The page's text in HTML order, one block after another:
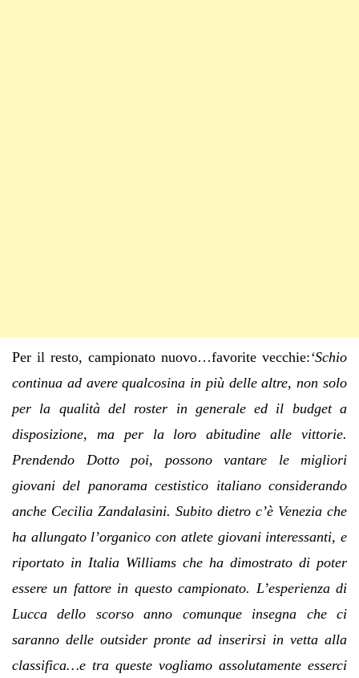
Per il resto, campionato nuovo…favorite vecchie:‘Schio
continua ad avere qualcosina in più delle altre, non solo
per la qualità del roster in generale ed il budget a
disposizione, ma per la loro abitudine alle vittorie.
Prendendo Dotto poi, possono vantare le migliori
giovani del panorama cestistico italiano considerando
anche Cecilia Zandalasini. Subito dietro c’è Venezia che
ha allungato l’organico con atlete giovani interessanti, e
riportato in Italia Williams che ha dimostrato di poter
essere un fattore in questo campionato. L’esperienza di
Lucca dello scorso anno comunque insegna che ci
saranno delle outsider pronte ad inserirsi in vetta alla
classifica…e tra queste vogliamo assolutamente esserci